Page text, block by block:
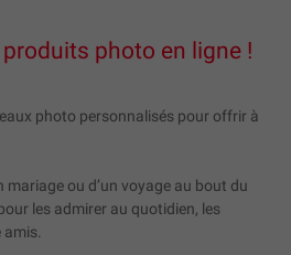
photo en ligne !
photo personnalisés pour offrir à
mariage ou d’un voyage au bout du
les admirer au quotidien, les
amis.